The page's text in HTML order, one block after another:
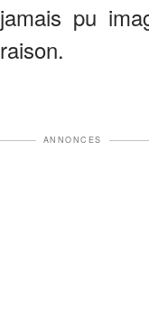
pu
ANNONCES